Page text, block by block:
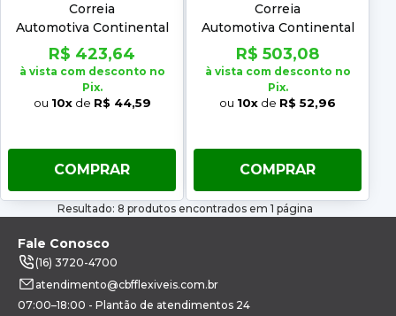
Correia
Automotiva Continental
10PK 2645
R$ 423,64
à vista com desconto no
Pix.
ou 10xde R$ 44,59
COMPRAR
Correia
Automotiva Continental
10PK 2685
R$ 503,08
à vista com desconto no
Pix.
ou 10x de R$ 52,96
COMPRAR
Resultado: 8 produtos encontrados em 1 página
Fale Conosco
(16) 3720-4700
atendimento@cbfflexiveis.com.br
07:00–18:00 - Plantão de atendimentos 24